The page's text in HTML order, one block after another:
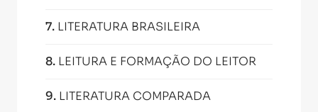
7. LITERATURA BRASILEIRA
8. LEITURA E FORMAÇÃO DO LEITOR
9. LITERATURA COMPARADA